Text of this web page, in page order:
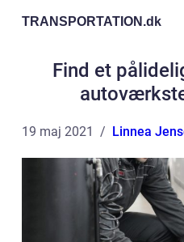
TRANSPORTATION.dk
Find et
19 maj 2021 Linnea